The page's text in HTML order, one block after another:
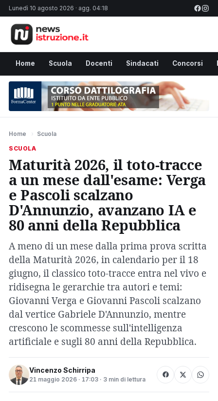
Lunedì 10 agosto 2026 · agg. 04:18
Home Scuola Docenti Sindacati Concorsi
Home › Scuola
SCUOLA
Maturità 2026, il toto-tracce
a un mese dall'esame: Verga
e Pascoli scalzano
D'Annunzio, avanzano IA e
80 anni della Repubblica
A meno di un mese dalla prima prova scritta
della Maturità 2026, in calendario per il 18
giugno, il classico toto-tracce entra nel vivo e
ridisegna le gerarchie tra autori e temi:
Giovanni Verga e Giovanni Pascoli scalzano
dal vertice Gabriele D'Annunzio, mentre
crescono le scommesse sull'intelligenza
artificiale e sugli 80 anni della Repubblica.
Vincenzo Schirripa
21 maggio 2026 · 17:03 · 3 min di lettura